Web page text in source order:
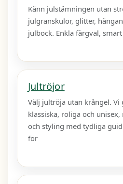
Känn julstämningen utan
julgranskulor, glitter,
julbock. Enkla färgval,
Jultröjor
Välj jultröja utan krångel. Vi
klassiska, roliga och
och styling med tydliga
för